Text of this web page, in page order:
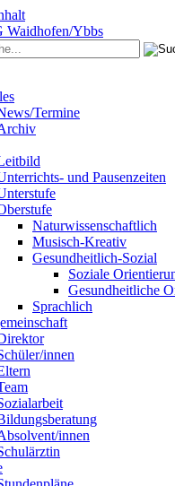
Termine
und Pausenzeiten
Naturwissenschaftlich
Musisch-Kreativ
Gesundheitlich-Sozial
Soziale
Gesundheitliche
Sprachlich
innen
innen